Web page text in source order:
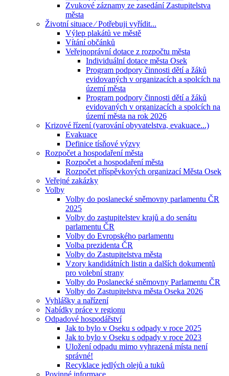
Zvukové záznamy ze zasedání Zastupitelstva
města
Životní situace ⁄ Potřebuji vyřídit...
Výlep plakátů ve městě
Vítání občánků
Veřejnoprávní dotace z rozpočtu města
Individuální dotace města Osek
Program podpory činnosti dětí a žáků
evidovaných v organizacích a spolcích na
území města
Program podpory činnosti dětí a žáků
evidovaných v organizacích a spolcích na
území města na rok 2026
Krizové řízení (varování obyvatelstva, evakuace...)
Evakuace
Definice tísňové výzvy
Rozpočet a hospodaření města
Rozpočet a hospodaření města
Rozpočet příspěvkových organizací Města Osek
Veřejné zakázky
Volby
Volby do poslanecké sněmovny parlamentu ČR
2025
Volby do zastupitelstev krajů a do senátu
parlamentu ČR
Volby do Evropského parlamentu
Volba prezidenta ČR
Volby do Zastupitelstva města
Vzory kandidátních listin a dalších dokumentů
pro volební strany
Volby do Poslanecké sněmovny Parlamentu ČR
Volby do Zastupitelstva města Oseka 2026
Vyhlášky a nařízení
Nabídky práce v regionu
Odpadové hospodářství
Jak to bylo v Oseku s odpady v roce 2025
Jak to bylo v Oseku s odpady v roce 2023
Uložení odpadu mimo vyhrazená místa není
správné!
Recyklace jedlých olejů a tuků
Povinné informace